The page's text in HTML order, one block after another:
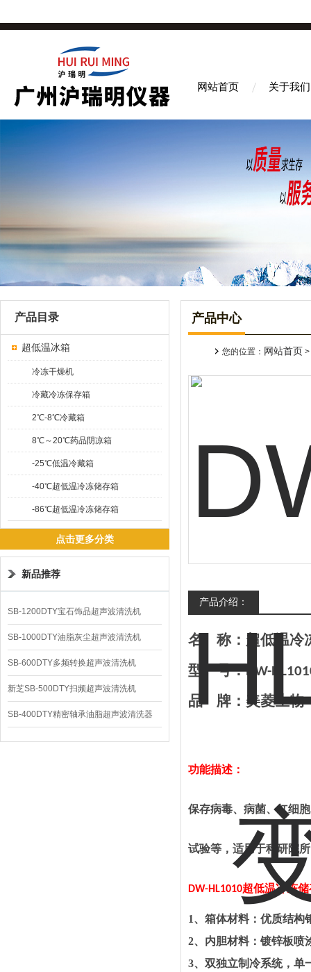
网站首页 关于我们
产品目录
超低温冰箱
冷冻干燥机
冷藏冷冻保存箱
2℃-8℃冷藏箱
8℃～20℃药品阴凉箱
-25℃低温冷藏箱
-40℃超低温冷冻储存箱
-86℃超低温冷冻储存箱
点击更多分类
新品推荐
SB-1200DTY宝石饰品超声波清洗机
SB-1000DTY油脂灰尘超声波清洗机
SB-600DTY多频转换超声波清洗机
新芝SB-500DTY扫频超声波清洗机
SB-400DTY精密轴承油脂超声波清洗器
产品中心
您的位置： 网站首页 >
产品介绍：
名
称：超低温冷
型
号：DW-
品 牌：美菱生物
功能描述：
保存病毒、病菌、红细
试验等，适用于科研院
DW-HL1010超低温冷冻
1、箱体材料：优质结构
2、内胆材料：镀锌板喷
3、双独立制冷系统，单